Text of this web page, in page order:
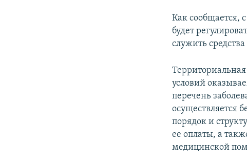
Как сообщается,
будет
служить
условий
перечень
осуществляется
порядок и
ее оплаты, а
медицинской